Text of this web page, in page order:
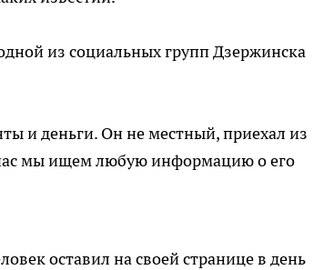
из социальных групп Дзержинска
и деньги. Он не местный, приехал из
мы ищем любую информацию о его
оставил на своей странице в день